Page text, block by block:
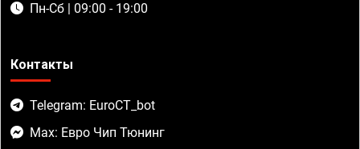
Пн-Сб | 09:00 - 19:00
Контакты
Telegram: EuroCT_bot
Max: Евро Чип Тюнинг